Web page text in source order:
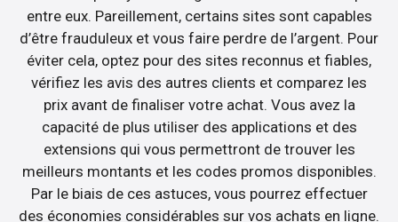
entre eux. Pareillement, certains sites sont capables
d’être frauduleux et vous faire perdre de l’argent. Pour
éviter cela, optez pour des sites reconnus et fiables,
vérifiez les avis des autres clients et comparez les
prix avant de finaliser votre achat. Vous avez la
capacité de plus utiliser des applications et des
extensions qui vous permettront de trouver les
meilleurs montants et les codes promos disponibles.
Par le biais de ces astuces, vous pourrez effectuer
des économies considérables sur vos achats en ligne.